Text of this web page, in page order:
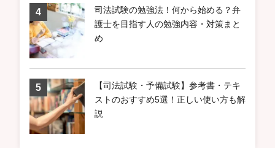
司法試験の勉強法！何から始める？弁
護士を目指す人の勉強内容・対策まと
め
【司法試験・予備試験】参考書・テキ
ストのおすすめ5選！正しい使い方も解
説